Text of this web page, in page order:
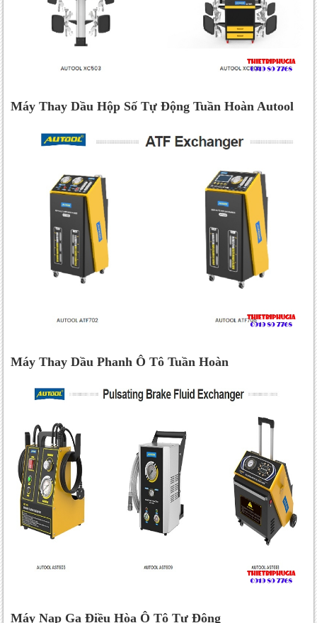
Máy Thay Dầu Hộp Số Tự Động Tuần Hoàn Autool
Máy Thay Dầu Phanh Ô Tô Tuần Hoàn
Máy Nạp Ga Điều Hòa Ô Tô Tự Động